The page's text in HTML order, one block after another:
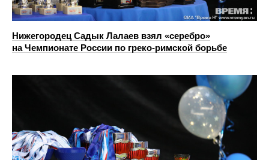
Нижегородец Садык Лалаев взял «серебро»
на Чемпионате России по греко-римской борьбе